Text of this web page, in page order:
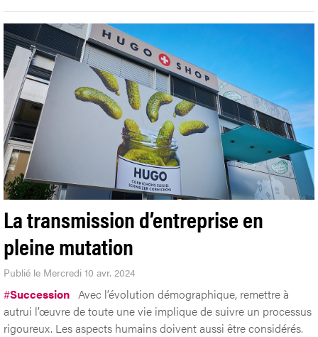
La transmission d’entreprise en
pleine mutation
Publié le Mercredi 10 avr. 2024
#Succession Avec l’évolution démographique, remettre à
autrui l’œuvre de toute une vie implique de suivre un processus
rigoureux. Les aspects humains doivent aussi être considérés.